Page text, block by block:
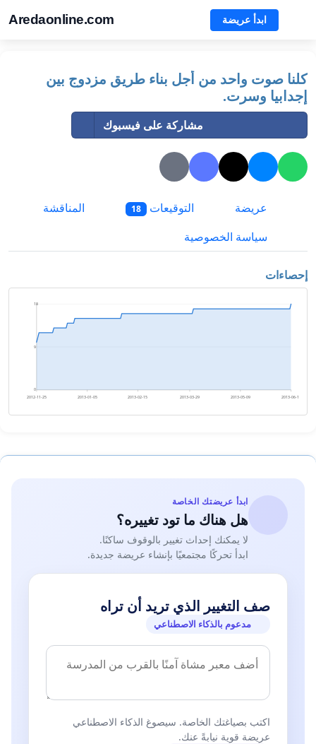
Aredaonline.com ابدأ عريضة
كلنا صوت واحد من أجل بناء طريق مزدوج بين
إجدابيا وسرت.
مشاركة على فيسبوك
عريضة التوقيعات 18
المناقشة
سياسة الخصوصية
إحصاءات
0
9
18
2012-11-25 2013-01-05 2013-02-15 2013-03-29 2013-05-09 2013-06-19
ابدأ عريضتك الخاصة
هل هناك ما تود تغييره؟
لا يمكنك إحداث تغيير بالوقوف ساكنًا.
ابدأ تحركًا مجتمعيًا بإنشاء عريضة جديدة.
صف التغيير الذي تريد أن تراه
مدعوم بالذكاء الاصطناعي
اكتب بصياغتك الخاصة. سيصوغ الذكاء الاصطناعي
عريضة قوية نيابةً عنك.